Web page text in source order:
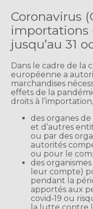
Coronavirus
importations
jusqu’au 31
Dans le cadre de la
européenne a
marchandises
effets de la
droits à
des organes
et d’autres
ou par des
autorités
ou pour le
des
leur compte)
pendant la
apportés aux
covid‐19 ou
la lutte contre